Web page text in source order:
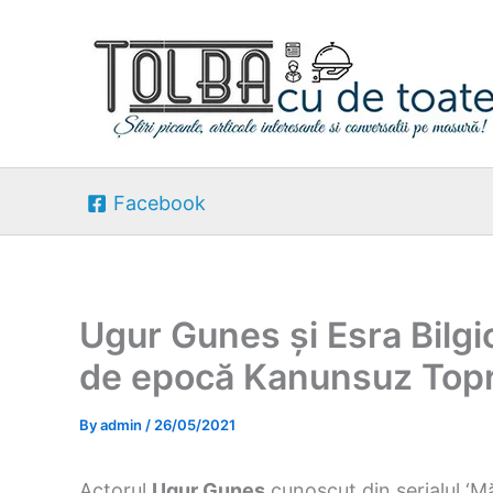
Facebook
Ugur Gunes și Esra
de epocă Kanunsuz
Byadmin / 26/05/2021